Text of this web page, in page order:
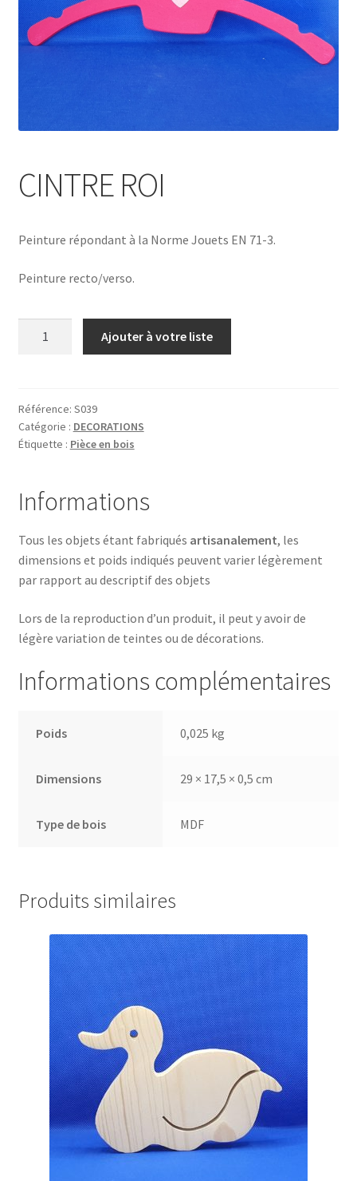
CINTRE ROI
Peinture répondant à la Norme Jouets EN 71-3.
Peinture recto/verso.
Ajouter à votre liste
Référence: S039
Catégorie : DECORATIONS
Étiquette : Pièce en bois
Informations
Tous les objets étant fabriqués artisanalement, les
dimensions et poids indiqués peuvent varier légèrement
par rapport au descriptif des objets
Lors de la reproduction d’un produit, il peut y avoir de
légère variation de teintes ou de décorations.
Informations complémentaires
Poids 0,025 kg
Dimensions 29 × 17,5 × 0,5 cm
Type de bois MDF
Produits similaires